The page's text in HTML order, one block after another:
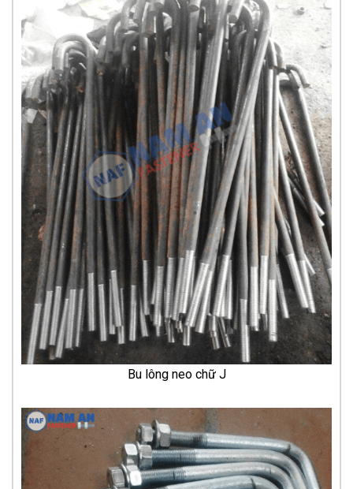
Bu lông neo chữ J